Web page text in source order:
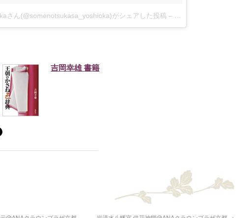
さん(@somenotsukasa_yoshioka)がシェアした投稿 – 2018年 8月月11日午後7
吉岡幸雄 書籍